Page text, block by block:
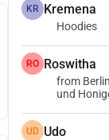
KR Kremena
Hoodies
RO Roswitha
from
und
UD Udo